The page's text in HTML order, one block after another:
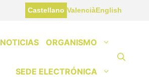
Castellano ValenciàEnglish
NOTICIAS ORGANISMO
SEDE ELECTRÓNICA